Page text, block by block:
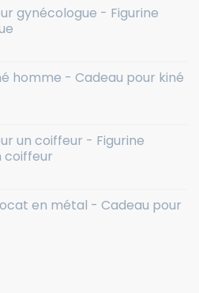
gynécologue - Figurine
homme - Cadeau pour kiné
un coiffeur - Figurine
coiffeur
en métal - Cadeau pour